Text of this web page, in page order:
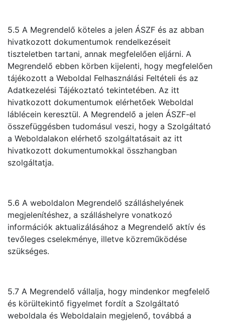
5.5 A Megrendelő köteles a jelen ÁSZF és az abban
hivatkozott dokumentumok rendelkezéseit
tiszteletben tartani, annak megfelelően eljárni. A
Megrendelő ebben körben kijelenti, hogy megfelelően
tájékozott a Weboldal Felhasználási Feltételi és az
Adatkezelési Tájékoztató tekintetében. Az itt
hivatkozott dokumentumok elérhetőek Weboldal
láblécein keresztül. A Megrendelő a jelen ÁSZF-el
összefüggésben tudomásul veszi, hogy a Szolgáltató
a Weboldalakon elérhető szolgáltatásait az itt
hivatkozott dokumentumokkal összhangban
szolgáltatja.
5.6 A weboldalon Megrendelő szálláshelyének
megjelenítéshez, a szálláshelyre vonatkozó
információk aktualizálásához a Megrendelő aktív és
tevőleges cselekménye, illetve közreműködése
szükséges.
5.7 A Megrendelő vállalja, hogy mindenkor megfelelő
és körültekintő figyelmet fordít a Szolgáltató
weboldala és Weboldalain megjelenő, továbbá a